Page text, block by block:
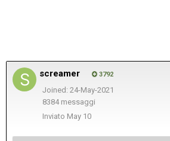
screamer 3792
Joined: 24-May-2021
8384 messaggi
Inviato May 10